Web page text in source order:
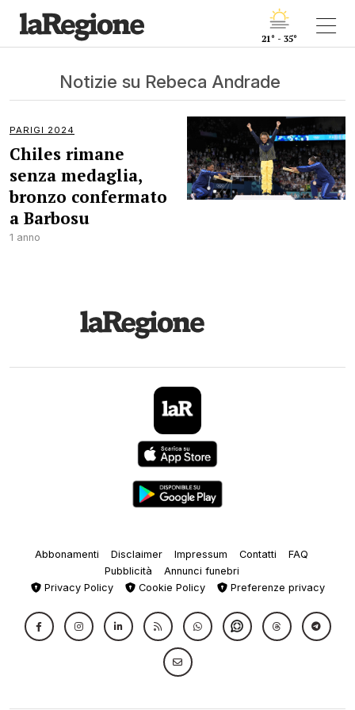
21° - 35°
Notizie su Rebeca Andrade
PARIGI 2024
Chiles rimane
senza medaglia,
bronzo confermato
a Barbosu
1 anno
Abbonamenti Disclaimer Impressum Contatti
FAQ
Pubblicità
Annunci funebri
Privacy Policy
Cookie Policy Preferenze privacy